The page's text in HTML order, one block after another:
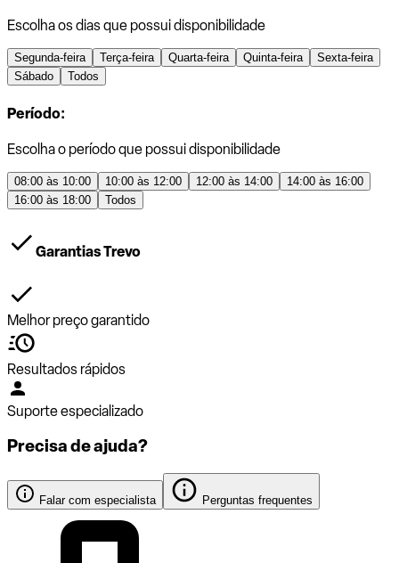
Escolha os dias que possui disponibilidade
Segunda-feira Terça-feira Quarta-feira Quinta-feira
Sexta-feira
Sábado
Todos
Período:
Escolha o período que possui disponibilidade
08:00 às 10:00 10:00 às 12:00 12:00 às 14:00
14:00 às 16:00
16:00 às 18:00
Todos
Garantias Trevo
Melhor preço garantido
Resultados rápidos
Suporte especializado
Precisa de ajuda?
Falar com especialista Perguntas frequentes